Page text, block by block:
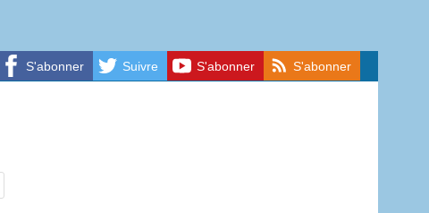
S'abonner Suivre S'abonner S'abonner